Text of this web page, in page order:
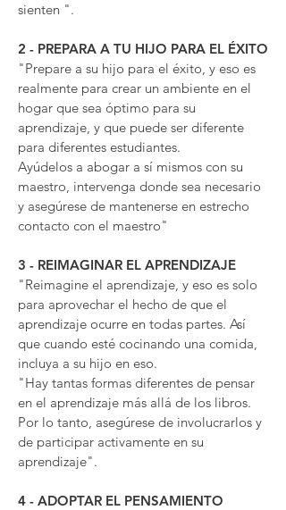
sienten ".
2 - PREPARA A TU HIJO PARA EL ÉXITO
"Prepare a su hijo para el éxito, y eso es
realmente para crear un ambiente en el
hogar que sea óptimo para su
aprendizaje, y que puede ser diferente
para diferentes estudiantes.
Ayúdelos a abogar a sí mismos con su
maestro, intervenga donde sea necesario
y asegúrese de mantenerse en estrecho
contacto con el maestro"
3 - REIMAGINAR EL APRENDIZAJE
"Reimagine el aprendizaje, y eso es solo
para aprovechar el hecho de que el
aprendizaje ocurre en todas partes. Así
que cuando esté cocinando una comida,
incluya a su hijo en eso.
"Hay tantas formas diferentes de pensar
en el aprendizaje más allá de los libros.
Por lo tanto, asegúrese de involucrarlos y
de participar activamente en su
aprendizaje".
4 - ADOPTAR EL PENSAMIENTO